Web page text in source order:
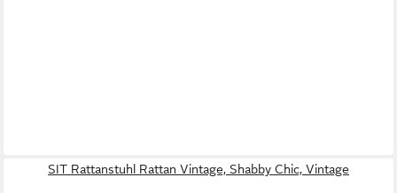
SIT Rattanstuhl Rattan Vintage, Shabby Chic, Vintage